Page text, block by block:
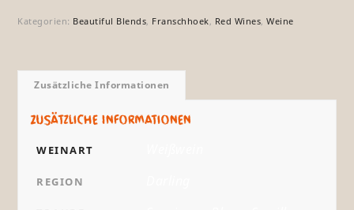
Kategorien: Beautiful Blends Franschhoek Red Wines ,Weine
Zusätzliche Informationen
Zusätzliche Informationen
WEINART
REGION